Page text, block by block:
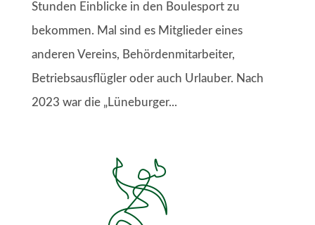
Stunden Einblicke in den Boulesport zu
bekommen. Mal sind es Mitglieder eines
anderen Vereins, Behördenmitarbeiter,
Betriebsausflügler oder auch Urlauber. Nach
2023 war die „Lüneburger...